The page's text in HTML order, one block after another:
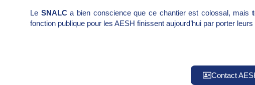
Le SNALCa bien conscience que ce chantier est colossal, mais t
fonction publique pour les AESH finissent aujourd’hui par porter
Contact